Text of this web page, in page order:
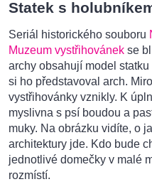
Statek s
Seriál historického souboru
Muzeum vystřihovánek se
archy obsahují model
si ho představoval arch.
vystřihovánky vznikly. K
myslivna s psí boudou a
muky. Na obrázku vidíte, o
architektury jde. Kdo bude
jednotlivé domečky v malé
rozmístí.